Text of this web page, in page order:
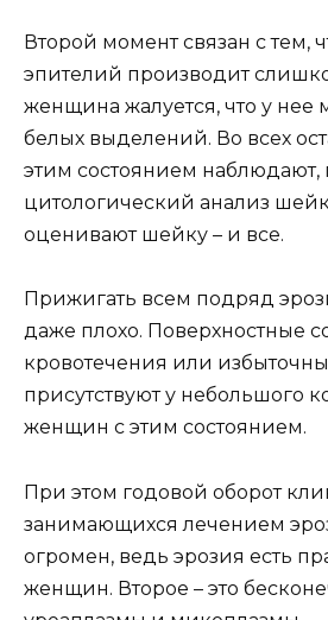
Второй момент связан с тем,
эпителий производит
женщина жалуется, что у нее
белых выделений. Во всех
этим состоянием наблюдают,
цитологический анализ
оценивают шейку – и все.
Прижигать всем подряд
даже плохо. Поверхностные
кровотечения или
присутствуют у небольшого
женщин с этим состоянием.
При этом годовой оборот
занимающихся лечением
огромен, ведь эрозия есть
женщин. Второе – это